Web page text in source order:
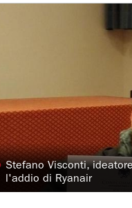
Stefano Visconti,
l'addio di Ryanair